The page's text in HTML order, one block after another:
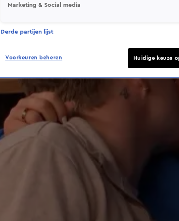
Marketing & Social media
Derde partijen lijst
Voorkeuren beheren Huidige keuze